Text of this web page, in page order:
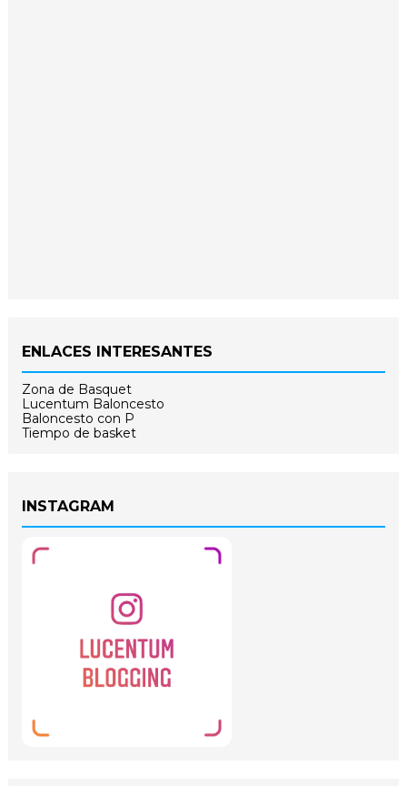
ENLACES INTERESANTES
Zona de Basquet
Lucentum Baloncesto
Baloncesto con P
Tiempo de basket
INSTAGRAM